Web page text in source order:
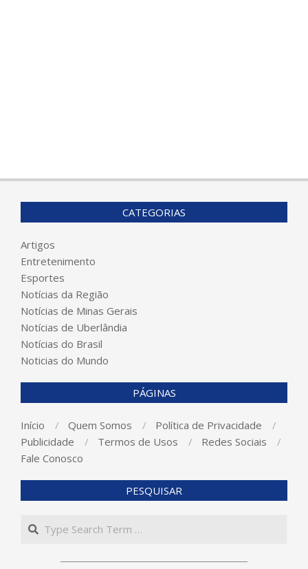
CATEGORIAS
Artigos
Entretenimento
Esportes
Notícias da Região
Notícias de Minas Gerais
Notícias de Uberlândia
Notícias do Brasil
Noticias do Mundo
PÁGINAS
Início Quem Somos
Política de Privacidade
Publicidade
Termos de Usos
Redes Sociais
Fale Conosco
PESQUISAR
Search